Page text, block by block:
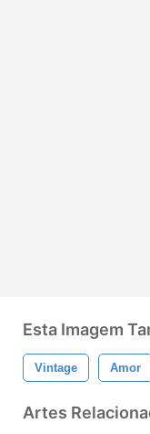
Esta Imagem
Vintage Amor
Artes